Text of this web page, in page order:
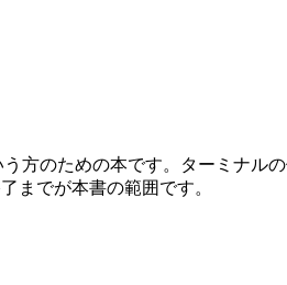
方のための本です。ターミナ
までが本書の範囲です。